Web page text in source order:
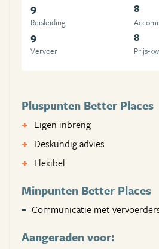
9
Reisleiding
8
9
Vervoer
8
Prijs-
Pluspunten Better Places
Eigen inbreng
Deskundig advies
Flexibel
Minpunten Better Places
Communicatie met
Aangeraden voor: